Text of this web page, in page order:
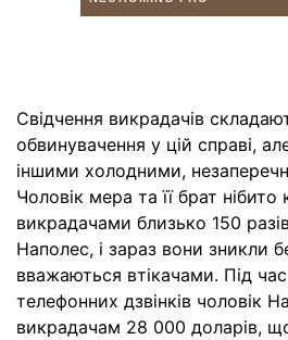
Свідчення викрадачів
обвинувачення у цій справі,
іншими холодними,
Чоловік мера та її брат нібито
викрадачами близько 150
Наполес, і зараз вони зникли
вважаються втікачами. Під
телефонних дзвінків чоловік
викрадачам 28 000 доларів,